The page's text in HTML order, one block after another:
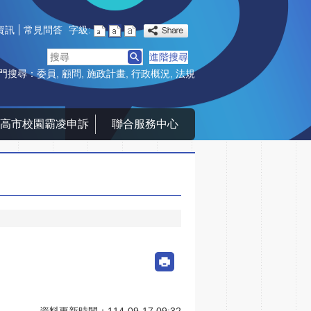
訊 常見問答 字級:
搜
尋
進階搜尋
搜尋： 委員 顧問 施政計畫 行政概況 法規
高市校園霸凌申訴 聯合服務中心